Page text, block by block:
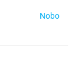
Nobo